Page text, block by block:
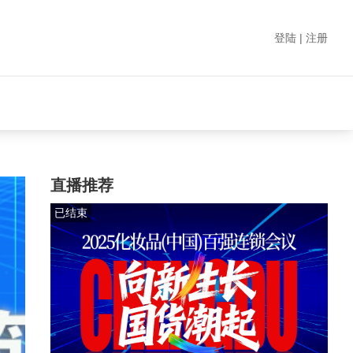
登陆 | 注册
直播推荐
已结束